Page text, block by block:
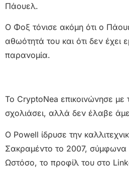
Πάουελ.
Ο Φοξ τόνισε ακόμη ότι ο
αθωότητά του και ότι δεν έχει
παρανομία.
Το CryptoNea επικοινώνησε με
σχολιάσει, αλλά δεν έλαβε
Ο Powell ίδρυσε την
Σακραμέντο το 2007, σύμφωνα
Ωστόσο, το προφίλ του στο